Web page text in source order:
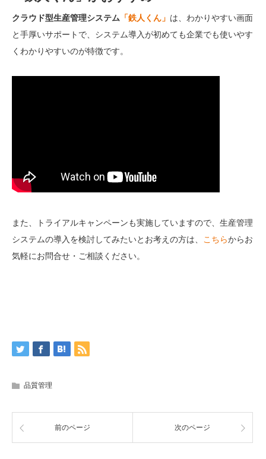
クラウド型生産管理システム 「鉄人くん」 は、わかりやすい画面
と手厚いサポートで、システム導入が初めても企業でも使いやす
くわかりやすいのが特徴です。
また、トライアルキャンペーンも実施していますので、生産管理
システムの導入を検討してみたいとお考えの方は、
こちらからお
気軽にお問合せ・ご相談ください。
品質管理
前のページ 次のページ